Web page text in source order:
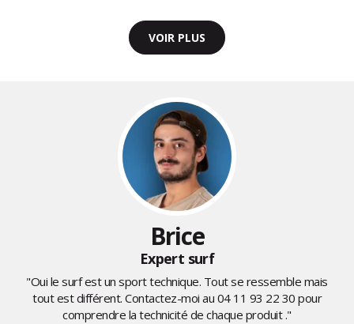
VOIR PLUS
Brice
Expert surf
"Oui le surf est un sport technique. Tout se ressemble mais
tout est différent. Contactez-moi au 04 11 93 22 30 pour
comprendre la technicité de chaque produit ."